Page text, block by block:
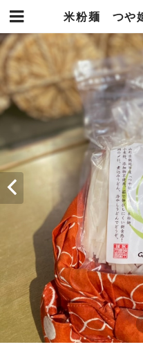
米粉麺 つや